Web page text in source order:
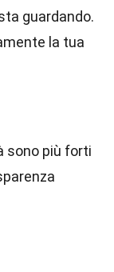
guardando.
la tua
sono più forti